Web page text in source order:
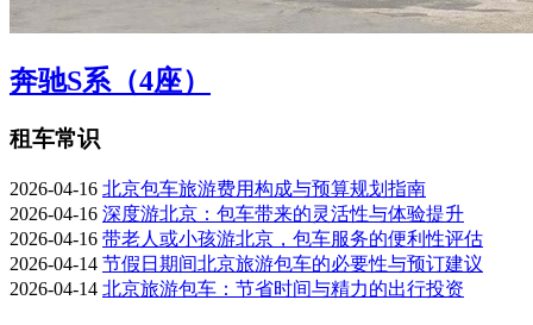
奔驰S系（4座）
租车常识
2026-04-16 北京包车旅游费用构成与预算规划指南
2026-04-16 深度游北京：包车带来的灵活性与体验提升
2026-04-16 带老人或小孩游北京，包车服务的便利性评估
2026-04-14 节假日期间北京旅游包车的必要性与预订建议
2026-04-14 北京旅游包车：节省时间与精力的出行投资